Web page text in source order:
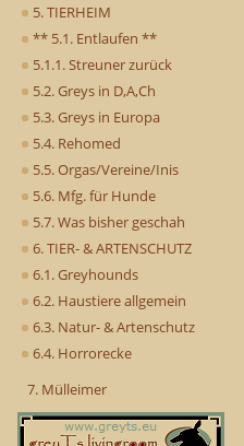
5. TIERHEIM
** 5.1. Entlaufen **
5.1.1. Streuner zurück
5.2. Greys in D,A,Ch
5.3. Greys in Europa
5.4. Rehomed
5.5. Orgas/Vereine/Inis
5.6. Mfg. für Hunde
5.7. Was bisher geschah
6. TIER- & ARTENSCHUTZ
6.1. Greyhounds
6.2. Haustiere allgemein
6.3. Natur- & Artenschutz
6.4. Horrorecke
7. Mülleimer